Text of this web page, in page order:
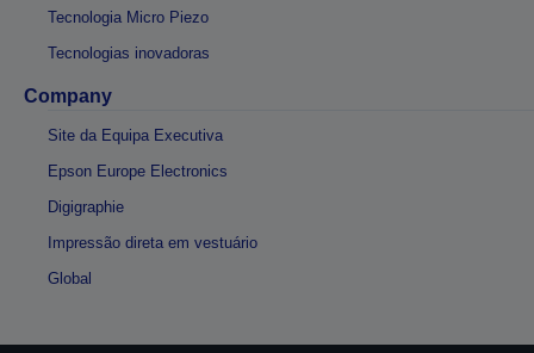
Tecnologia Micro Piezo
Tecnologias inovadoras
Company
Site da Equipa Executiva
Epson Europe Electronics
Digigraphie
Impressão direta em vestuário
Global